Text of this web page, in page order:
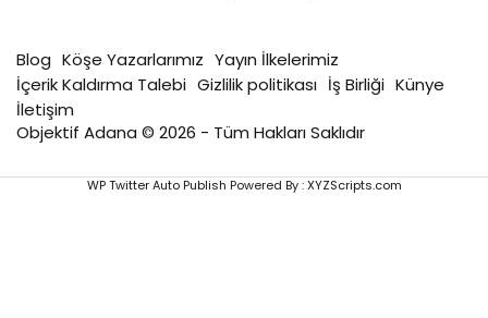
Blog Köşe Yazarlarımız Yayın İlkelerimiz
İçerik Kaldırma Talebi Gizlilik politikası İş Birliği Künye
İletişim
Objektif Adana © 2026 - Tüm Hakları Saklıdır
WP Twitter Auto Publish Powered By :XYZScripts.com